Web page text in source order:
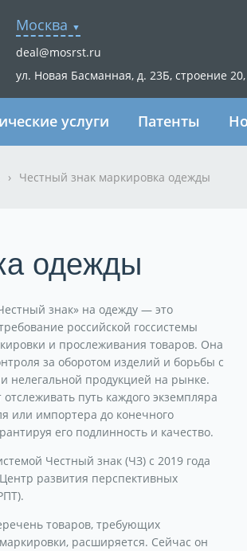
Москва
deal@mosrst.ru
ул. Новая Басманная, д. 23Б, строение
услуги Патенты
› Честный знак маркировка одежды
одежды
знак» на одежду — это
российской госсистемы
и прослеживания товаров. Она
за оборотом изделий и борьбы с
нелегальной продукцией на рынке.
путь каждого экземпляра
или импортера до конечного
его подлинность и качество.
Честный знак (ЧЗ) с 2019 года
развития перспективных
товаров, требующих
расширяется. Сейчас он